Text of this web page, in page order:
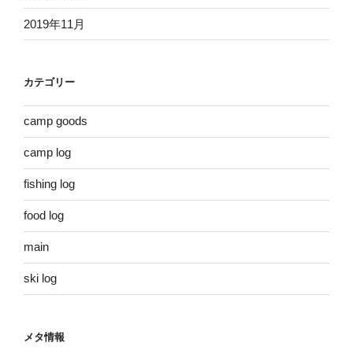
2019年11月
カテゴリー
camp goods
camp log
fishing log
food log
main
ski log
メタ情報